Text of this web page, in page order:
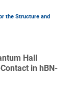
the Structure and
Hall
in hBN-